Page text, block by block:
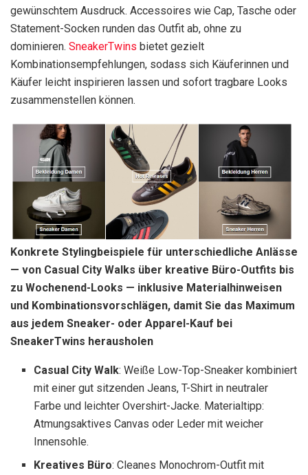
gewünschtem Ausdruck. Accessoires wie Cap, Tasche oder
Statement-Socken runden das Outfit ab, ohne zu
dominieren. SneakerTwins bietet gezielt
Kombinationsempfehlungen, sodass sich Käuferinnen und
Käufer leicht inspirieren lassen und sofort tragbare Looks
zusammenstellen können.
Konkrete Stylingbeispiele für unterschiedliche Anlässe
— von Casual City Walks über kreative Büro-Outfits bis
zu Wochenend-Looks — inklusive Materialhinweisen
und Kombinationsvorschlägen, damit Sie das Maximum
aus jedem Sneaker- oder Apparel-Kauf bei
SneakerTwins herausholen
Casual City Walk: Weiße Low-Top-Sneaker kombiniert
mit einer gut sitzenden Jeans, T-Shirt in neutraler
Farbe und leichter Overshirt-Jacke. Materialtipp:
Atmungsaktives Canvas oder Leder mit weicher
Innensohle.
Kreatives Büro: Cleanes Monochrom-Outfit mit